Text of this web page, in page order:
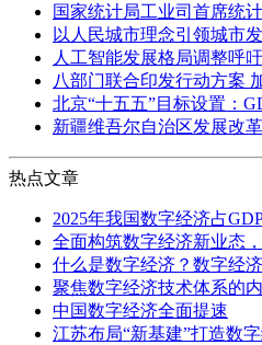
国家统计局工业司首席统
以人民城市理念引领城市
人工智能发展格局调整呼
八部门联合印发行动方案
北京“十五五”目标设置：
新疆维吾尔自治区发展改
热点文章
2025年我国数字经济占
全面构筑数字经济新业态
什么是数字经济？数字经
聚焦数字经济技术体系的
中国数字经济全面提速
江苏布局“新基建”打造数